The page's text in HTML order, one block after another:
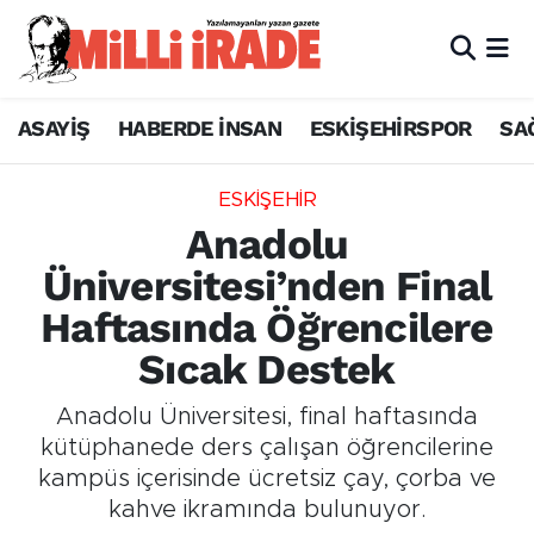
ASAYİŞ HABERDE İNSAN ESKİŞEHİRSPOR
ESKİŞEHİR
Anadolu
Üniversitesi’nden Final
Haftasında Öğrencilere
Sıcak Destek
Anadolu Üniversitesi, final haftasında
kütüphanede ders çalışan öğrencilerine
kampüs içerisinde ücretsiz çay, çorba ve
kahve ikramında bulunuyor.